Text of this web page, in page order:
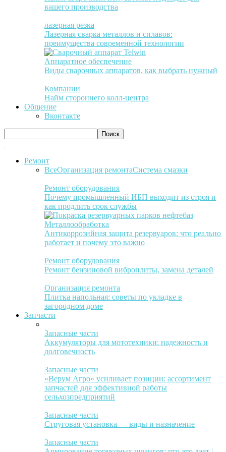
вашего производства
лазерная резка
Лазерная сварка металлов и сплавов:
преимущества современной технологии
Аппаратное обеспечение
Виды сварочных аппаратов, как выбрать нужный
Компании
Найм стороннего колл-центра
Общение
Вконтакте
Ремонт
ВсеОрганизация ремонтаСистема смазки
Ремонт оборудования
Почему промышленный ИБП выходит из строя и
как продлить срок службы
Металлообработка
Антикоррозийная защита резервуаров: что реально
работает и почему это важно
Ремонт оборудования
Ремонт бензиновой виброплиты, замена деталей
Организация ремонта
Плитка напольная: советы по укладке в
загородном доме
Запчасти
Запасные части
Аккумуляторы для мототехники: надежность и
долговечность
Запасные части
«Верум Агро» усиливает позиции: ассортимент
запчастей для эффективной работы
сельхозпредприятий
Запасные части
Струговая установка — виды и назначение
Запасные части